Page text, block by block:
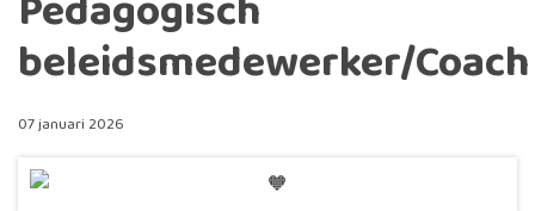
beleidsmedewerker/Coach
07 januari 2026